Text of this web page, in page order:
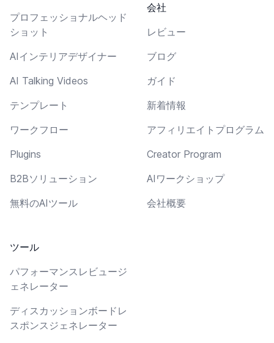
プロフェッショナルヘッド
ショット
AIインテリアデザイナー
AI Talking Videos
テンプレート
ワークフロー
Plugins
B2Bソリューション
無料のAIツール
ツール
パフォーマンスレビュージ
ェネレーター
ディスカッションボードレ
スポンスジェネレーター
会社
レビュー
ブログ
ガイド
新着情報
アフィリエイトプログラム
Creator Program
AIワークショップ
会社概要